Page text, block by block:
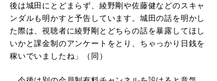
後は城田にとどまらず、綾野剛や佐藤健などのスキャ
ンダルも明かすと予告しています。城田の話を明かし
た際は、視聴者に綾野剛とどちらの話を暴露してほし
いかと課金制のアンケートをとり、ちゃっかり日銭を
稼いでいましたね」（同）